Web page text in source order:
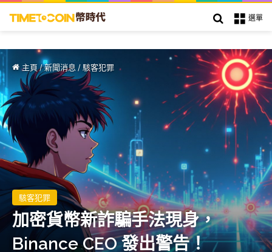
選單
搜索
主頁 /新聞消息 /駭客犯罪
駭客犯罪
加密貨幣新詐騙手法現身，
Binance CEO 發出警告！